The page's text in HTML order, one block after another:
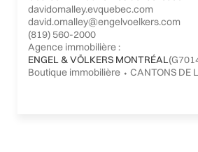
davidomalley.evquebec.com
david.omalley@engelvoelkers.com
(819) 560-2000
Agence immobilière :
ENGEL & VÖLKERS MONTRÉAL
Boutique immobilière ⬩ CANTONS DE